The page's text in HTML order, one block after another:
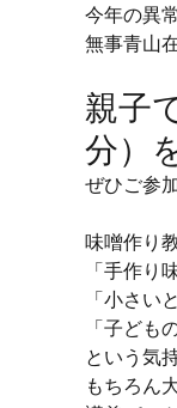
今年の異
無事青山
親子
分）
ぜひご参
味噌作り
「手作り
「小さい
「子ども
という気
もちろん